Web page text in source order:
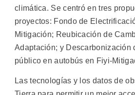
climática. Se centró en tres
proyectos: Fondo de
Mitigación; Reubicación de
Adaptación; y Descarbonización
público en autobús en Fiyi-
Las tecnologías y los datos de